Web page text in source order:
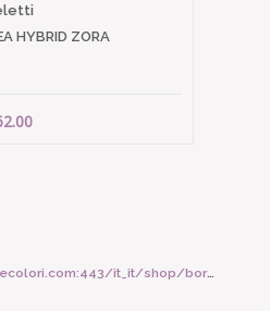
HYBRID ZORA
astucci_e_beauty/susan_bijl_the_new_pouch_fluo_pink_seaweed_large/5745